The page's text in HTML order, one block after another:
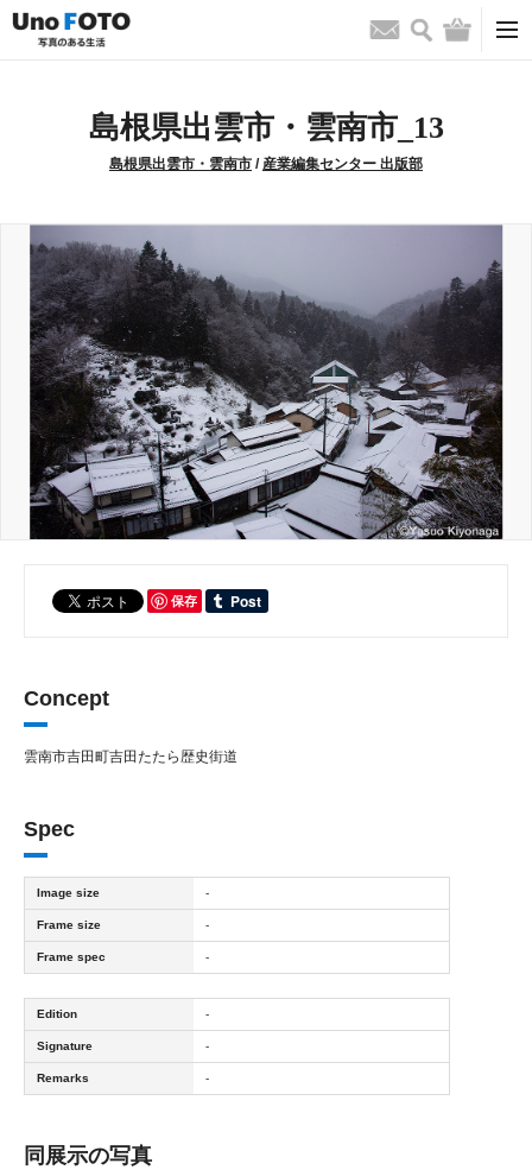
お問い合わせ
検索 バッグ
島根県出雲市・雲南市_13
島根県出雲市・雲南市 /産業編集センター 出版部
保存
Concept
雲南市吉田町吉田たたら歴史街道
Spec
Image size -
Frame size -
Frame spec -
Edition -
Signature -
Remarks -
同展示の写真